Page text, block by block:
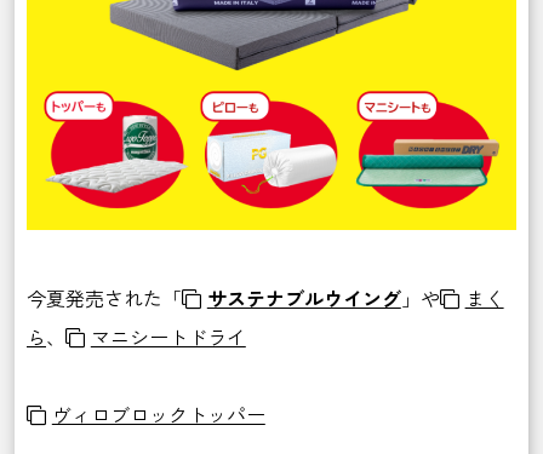
今夏発売された「 サステナブルウイング」や
まく
ら、 マニシートドライ
ヴィロブロックトッパー